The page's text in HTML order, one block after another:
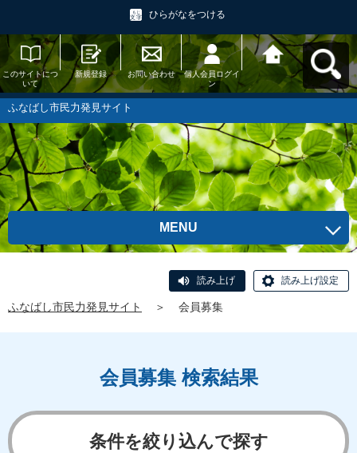
ひらがなをつける
このサイトにつ
いて
新規登録 お問い合わせ
個人会員ログイ
ン
ふなばし市民力
発見サイトへ戻
る
ふなばし市民力発見サイト
MENU
読み上げ 読み上げ設定
ふなばし市民力発見サイト ＞ 会員募集
会員募集 検索結果
条件を絞り込んで探す